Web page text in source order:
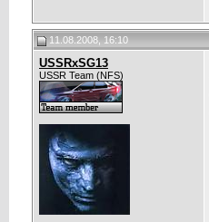
11.08.2008, 16:10
USSRxSG13
USSR Team (NFS)